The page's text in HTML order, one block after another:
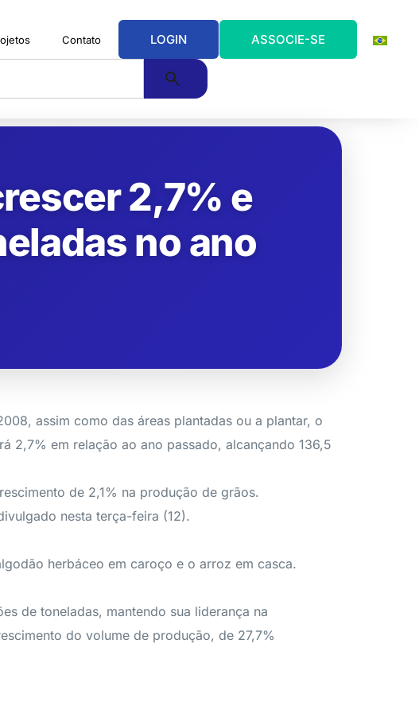
Contato LOGIN ASSOCIE-SE
2,7% e
no ano
assim como das áreas plantadas ou a plantar, o
2,7% em relação ao ano passado, alcançando 136,5
de 2,1% na produção de grãos.
nesta terça-feira (12).
herbáceo em caroço e o arroz em casca.
de toneladas, mantendo sua liderança na
do volume de produção, de 27,7%